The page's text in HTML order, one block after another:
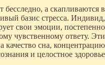
а скапливаются в
базис стресса. Индивид,
свои эмоции, постепенно
чувственному ответу. Эти
качество сна, концентрацию
и целостное здоровье.